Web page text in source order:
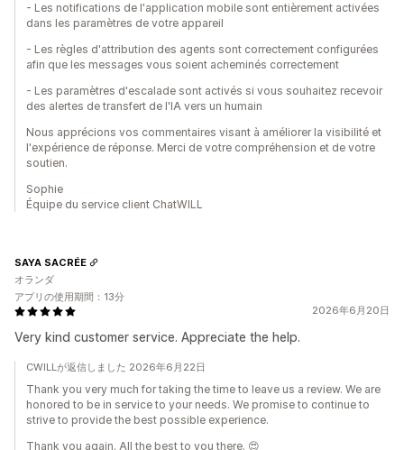
- Les notifications de l'application mobile sont entièrement activées
dans les paramètres de votre appareil
- Les règles d'attribution des agents sont correctement configurées
afin que les messages vous soient acheminés correctement
- Les paramètres d'escalade sont activés si vous souhaitez recevoir
des alertes de transfert de l'IA vers un humain
Nous apprécions vos commentaires visant à améliorer la visibilité et
l'expérience de réponse. Merci de votre compréhension et de votre
soutien.
Sophie
Équipe du service client ChatWILL
2026年6月20日
Very kind customer service. Appreciate the help.
SAYA SACRÉE
オランダ
アプリの使用期間：13分
CWILLが返信しました 2026年6月22日
Thank you very much for taking the time to leave us a review. We are
honored to be in service to your needs. We promise to continue to
strive to provide the best possible experience.
Thank you again. All the best to you there. 😍